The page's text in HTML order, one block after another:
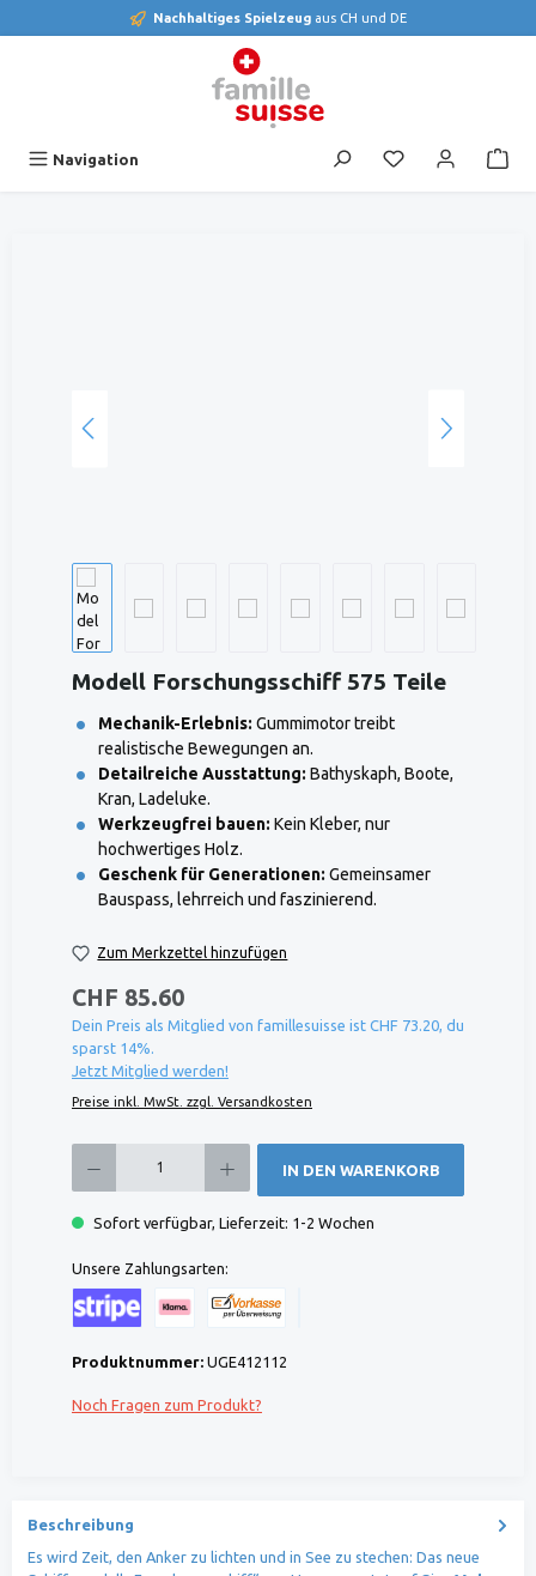
Nachhaltiges Spielzeug aus CH und DE
Navigation Du hast 0
Modell Forschungsschiff 575 Teile
Mechanik-Erlebnis: Gummimotor treibt
realistische Bewegungen an.
Detailreiche Ausstattung: Bathyskaph, Boote,
Kran, Ladeluke.
Werkzeugfrei bauen: Kein Kleber, nur
hochwertiges Holz.
Geschenk für Generationen: Gemeinsamer
Bauspass, lehrreich und faszinierend.
Zum Merkzettel hinzufügen
CHF 85.60
Dein Preis als Mitglied von famillesuisse ist CHF 73.20, du
sparst 14%.
Jetzt Mitglied werden!
Preise inkl. MwSt. zzgl. Versandkosten
IN DEN WARENKORB
Sofort verfügbar, Lieferzeit: 1-2 Wochen
Unsere Zahlungsarten:
Produktnummer: UGE412112
Noch Fragen zum Produkt?
Beschreibung
Es wird Zeit, den Anker zu lichten und in See zu stechen: Das neue